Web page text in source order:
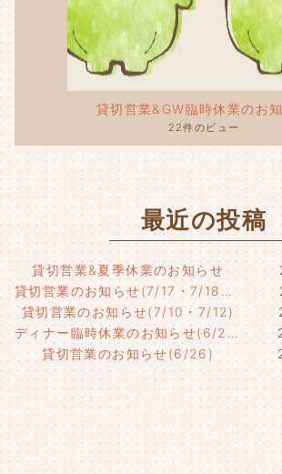
貸切営業&GW臨時休業のお
22件のビュー
最近の投稿
貸切営業&夏季休業のお知らせ
貸切営業のお知らせ(7/17・7/18・7/21)
貸切営業のお知らせ(7/10・7/12)
ディナー臨時休業のお知らせ(6/29)
貸切営業のお知らせ(6/26)